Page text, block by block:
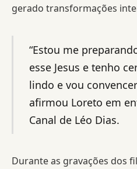
gerado transformações
“Estou me
esse Jesus e tenho
lindo e vou
afirmou Loreto em
Canal de Léo Dias.
Durante as gravações dos